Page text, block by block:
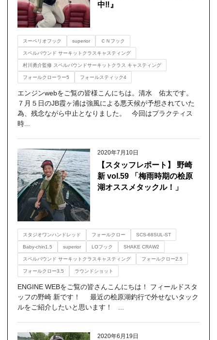
中‼』
スーペリオフック superior ＣＮフック
スペルバウンド サーキットクラスキャスティング
村川勇介監修 スペルバウンドサーキットクラス キャスティング
フォールクローラー5 フォールスティック4
エンジンwebをご覧の皆様こんにちは。清水 佑太です。
７月５日のJB霞ヶ浦は強風による悪天候が予想されていた
為、残念ながら中止となりました。 今回はプラクティス
時...
2020年7月10日
【スタッフレポート】 野崎
新 vol.59 「梅雨時期の桧原
湖オススメタックル！」
スタジオワンハンドレッド フォールクロー SCS-68SUL-ST
Baby-chin1.5 superior LOフック SHAKE CRAW2
スペルバウンド サーキットクラスキャスティング フォールクロー2.5
フォールクロー3.5 ラウンドショット
ENGINE WEBをご覧の皆さんこんにちは！ フィールドスタ
ッフの野崎 新です！ 最近の桧原湖釣行で外せないタック
ルをご紹介したいと思います！ ...
2020年6月19日